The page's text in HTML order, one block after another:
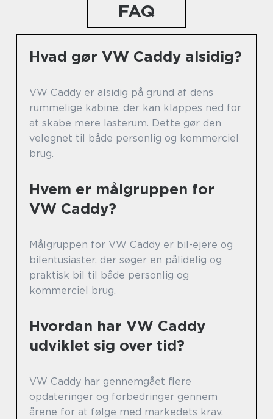
FAQ
Hvad gør VW Caddy alsidig?
VW Caddy er alsidig på grund af dens
rummelige kabine, der kan klappes ned for
at skabe mere lasterum. Dette gør den
velegnet til både personlig og kommerciel
brug.
Hvem er målgruppen for
VW Caddy?
Målgruppen for VW Caddy er bil-ejere og
bilentusiaster, der søger en pålidelig og
praktisk bil til både personlig og
kommerciel brug.
Hvordan har VW Caddy
udviklet sig over tid?
VW Caddy har gennemgået flere
opdateringer og forbedringer gennem
årene for at følge med markedets krav.